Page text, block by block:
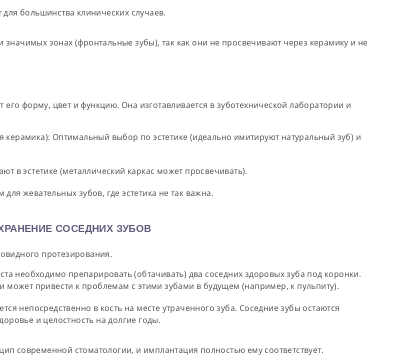
большинства клинических случаев.
зонах (фронтальные зубы), так как они не просвечивают через керамику и не
форму, цвет и функцию. Она изготавливается в зуботехнической лаборатории и
керамика): Оптимальный выбор по эстетике (идеально имитируют натуральный зуб) и
в эстетике (металлический каркас может просвечивать).
жевательных зубов, где эстетика не так важна.
СОСЕДНИХ ЗУБОВ
протезирования.
необходимо препарировать (обтачивать) два соседних здоровых зуба под коронки.
может привести к проблемам с этими зубами в будущем (например, к пульпиту).
непосредственно в кость на месте утраченного зуба. Соседние зубы остаются
и целостность на долгие годы.
современной стоматологии, и имплантация полностью ему соответствует.